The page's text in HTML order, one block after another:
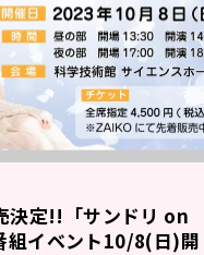
決定!!「サンドリ on
イベント10/8(日)開